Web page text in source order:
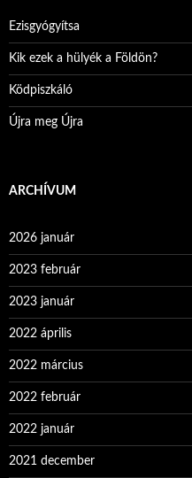
Ezisgyógyítsa
Kik ezek a hülyék a Földön?
Ködpiszkáló
Újra meg Újra
ARCHÍVUM
2026 január
2023 február
2023 január
2022 április
2022 március
2022 február
2022 január
2021 december